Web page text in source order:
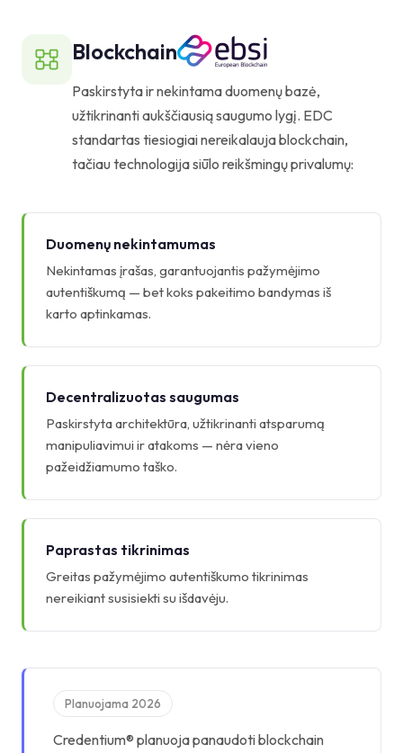
Blockchain
Paskirstyta ir nekintama duomenų bazė,
užtikrinanti aukščiausią saugumo lygį. EDC
standartas tiesiogiai nereikalauja blockchain,
tačiau technologija siūlo reikšmingų privalumų:
Duomenų nekintamumas
Nekintamas įrašas, garantuojantis pažymėjimo
autentiškumą — bet koks pakeitimo bandymas iš
karto aptinkamas.
Decentralizuotas saugumas
Paskirstyta architektūra, užtikrinanti atsparumą
manipuliavimui ir atakoms — nėra vieno
pažeidžiamumo taško.
Paprastas tikrinimas
Greitas pažymėjimo autentiškumo tikrinimas
nereikiant susisiekti su išdavėju.
Planuojama 2026
Credentium® planuoja panaudoti blockchain